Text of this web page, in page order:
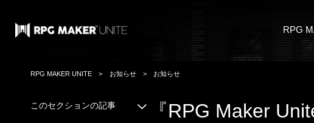
RPG
RPG MAKER UNITE お知らせ お知らせ
このセクションの記事 『RPG Maker